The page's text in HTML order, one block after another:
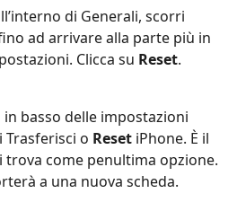
di Generali, scorri
ad arrivare alla parte più in
Clicca su Reset.
basso delle impostazioni
Trasferisci o Reset iPhone. È il
trova come penultima opzione.
a una nuova scheda.